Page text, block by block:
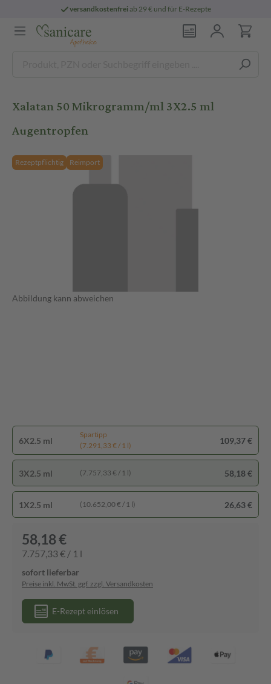
versandkostenfreiab 29 € und für E-Rezepte
Xalatan 50 Mikrogramm/ml 3X2.5 ml
Augentropfen
Rezeptpflichtig Reimport
Abbildung kann abweichen
6X2.5 ml
Spartipp
(7.291,33 € / 1 l)
109,37 €
3X2.5 ml (7.757,33 € / 1 l) 58,18 €
1X2.5 ml (10.652,00 € / 1 l) 26,63 €
58,18 €
7.757,33 € / 1 l
sofort lieferbar
Preise inkl. MwSt. ggf. zzgl. Versandkosten
E-Rezept einlösen